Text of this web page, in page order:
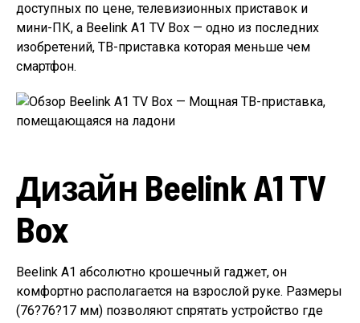
доступных по цене, телевизионных приставок и
мини-ПК, а Beelink A1 TV Box — одно из последних
изобретений, ТВ-приставка которая меньше чем
смартфон.
Дизайн Beelink A1 TV
Box
Beelink A1 абсолютно крошечный гаджет, он
комфортно располагается на взрослой руке. Размеры
(76?76?17 мм) позволяют спрятать устройство где